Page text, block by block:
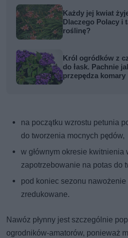
Każdy jej kwiat
Dlaczego Polacy i
roślinę?
Król ogródków z
do łask. Pachnie
przepędza komary
na początku wzrostu petunia
do tworzenia mocnych pędów,
w głównym okresie kwitnienia
zapotrzebowanie na potas do
pod koniec sezonu
zredukowane.
Nawóz płynny jest szczególnie
ogrodników-amatorów, ponieważ